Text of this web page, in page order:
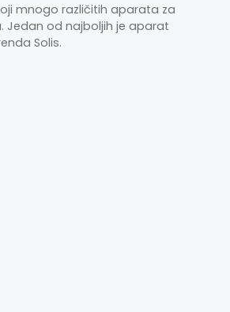
mnogo različitih aparata za
Jedan od najboljih je aparat
Solis.